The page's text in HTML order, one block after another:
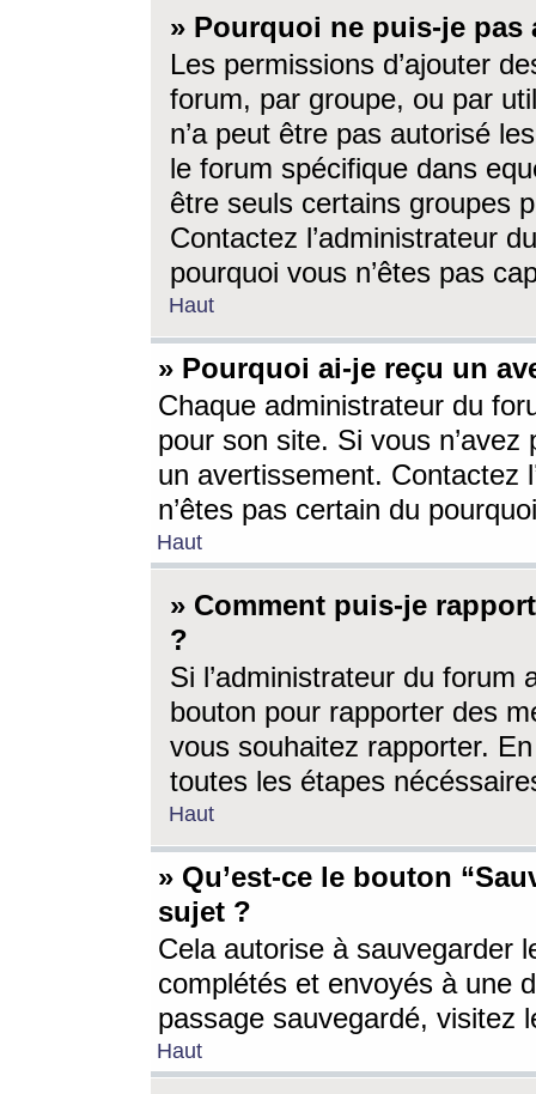
» Pourquoi ne puis-je
Les permissions d’ajouter
forum, par groupe, ou par
n’a peut être pas autorisé
le forum spécifique dans
être seuls certains groupes
Contactez l’administrateur
pourquoi vous n’êtes pas
Haut
» Pourquoi ai-je reçu un
Chaque administrateur du
pour son site. Si vous
un avertissement. Contactez
n’êtes pas certain du
Haut
» Comment puis-je
?
Si l’administrateur du forum
bouton pour rapporter des
vous souhaitez rapporter.
toutes les étapes
Haut
» Qu’est-ce le bouton
sujet ?
Cela autorise à sauvegarder
complétés et envoyés à une
passage sauvegardé, visitez
Haut